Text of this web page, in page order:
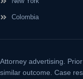
Colombia
Attorney advertising.
similar outcome. Case